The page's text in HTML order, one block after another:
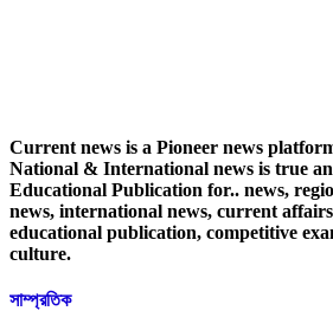
Current news is a Pioneer news
National & International news is true
Educational Publication for.. news,
news, international news, current
educational publication, competitive
culture.
সাম্প্রতিক